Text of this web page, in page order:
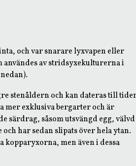
och var snarare lyxvapen eller
användes av stridsyxekulturerna i
stenåldern och kan dateras till
exklusiva bergarter och är
särdrag, såsom utsvängd egg, välvd
har sedan slipats över hela ytan.
kopparyxorna, men även i dessa